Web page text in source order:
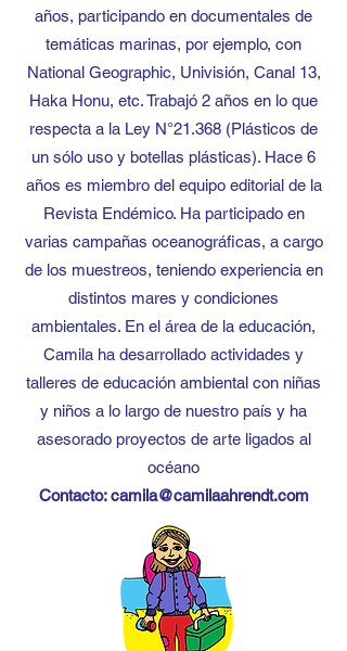
años, participando en documentales de
temáticas marinas, por ejemplo, con
National Geographic, Univisión, Canal 13,
Haka Honu, etc. Trabajó 2 años en lo que
respecta a la Ley N°21.368 (Plásticos de
un sólo uso y botellas plásticas). Hace 6
años es miembro del equipo editorial de la
Revista Endémico. Ha participado en
varias campañas oceanográficas, a cargo
de los muestreos, teniendo experiencia en
distintos mares y condiciones
ambientales. En el área de la educación,
Camila ha desarrollado actividades y
talleres de educación ambiental con niñas
y niños a lo largo de nuestro país y ha
asesorado proyectos de arte ligados al
océano
Contacto:camila@camilaahrendt.com